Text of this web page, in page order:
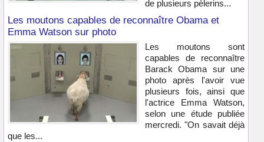
de plusieurs pèlerins...
Les moutons capables de reconnaître Obama et
Emma Watson sur photo
Les moutons sont
capables de reconnaître
Barack Obama sur une
photo après l'avoir vue
plusieurs fois, ainsi que
l'actrice Emma Watson,
selon une étude publiée
mercredi. "On savait déjà
que les...